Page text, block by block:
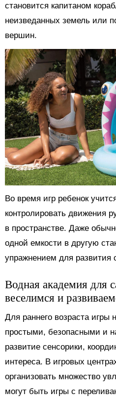
становится капитаном
неизведанных земель или
вершин.
Во время игр ребенок
контролировать движения
в пространстве. Даже
одной емкости в другую
упражнением для развития
Водная академия для
веселимся и
Для раннего возраста
простыми, безопасными и
развитие сенсорики,
интереса. В игровых
организовать множество
могут быть игры с